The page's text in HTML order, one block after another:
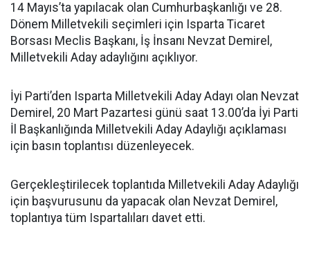
14 Mayıs’ta yapılacak olan Cumhurbaşkanlığı ve 28.
Dönem Milletvekili seçimleri için Isparta Ticaret
Borsası Meclis Başkanı, İş İnsanı Nevzat Demirel,
Milletvekili Aday adaylığını açıklıyor.
İyi Parti’den Isparta Milletvekili Aday Adayı olan Nevzat
Demirel, 20 Mart Pazartesi günü saat 13.00’da İyi Parti
İl Başkanlığında Milletvekili Aday Adaylığı açıklaması
için basın toplantısı düzenleyecek.
Gerçekleştirilecek toplantıda Milletvekili Aday Adaylığı
için başvurusunu da yapacak olan Nevzat Demirel,
toplantıya tüm Ispartalıları davet etti.